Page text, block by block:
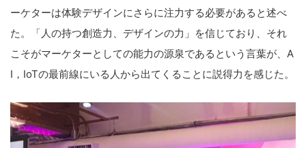
ーケターは体験デザインにさらに注力する必要があると述べ
た。「人の持つ創造力、デザインの力」を信じており、それ
こそがマーケターとしての能力の源泉であるという言葉が、A
I，IoTの最前線にいる人から出てくることに説得力を感じた。